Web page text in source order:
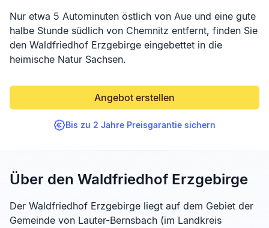
Nur etwa 5 Autominuten östlich von Aue und eine gute
halbe Stunde südlich von Chemnitz entfernt, finden Sie
den Waldfriedhof Erzgebirge eingebettet in die
heimische Natur Sachsen.
Angebot erstellen
Bis zu 2 Jahre Preisgarantie sichern
Über den Waldfriedhof Erzgebirge
Der Waldfriedhof Erzgebirge liegt auf dem Gebiet der
Gemeinde von Lauter-Bernsbach (im Landkreis